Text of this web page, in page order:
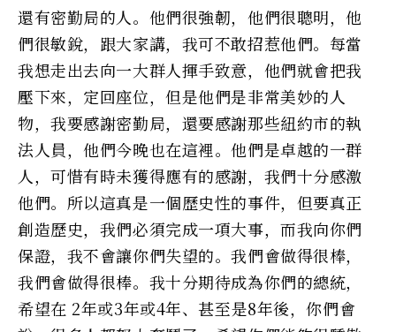
還有密勤局的人。他們很強韌，他們很聰明，他
們很敏銳，跟大家講，我可不敢招惹他們。每當
我想走出去向一大群人揮手致意，他們就會把我
壓下來，定回座位，但是他們是非常美妙的人
物，我要感謝密勤局，還要感謝那些紐約市的執
法人員，他們今晚也在這裡。他們是卓越的一群
人，可惜有時未獲得應有的感謝，我們十分感激
他們。所以這真是一個歷史性的事件，但要真正
創造歷史，我們必須完成一項大事，而我向你們
保證，我不會讓你們失望的。我們會做得很棒，
我們會做得很棒。我十分期待成為你們的總統，
希望在 2年或3年或4年、甚至是8年後，你們會